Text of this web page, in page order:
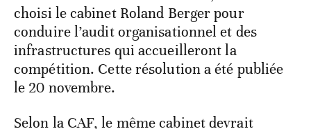
choisi le cabinet Roland Berger pour
conduire l’audit organisationnel et des
infrastructures qui accueilleront la
compétition. Cette résolution a été publiée
le 20 novembre.
Selon la CAF, le même cabinet devrait